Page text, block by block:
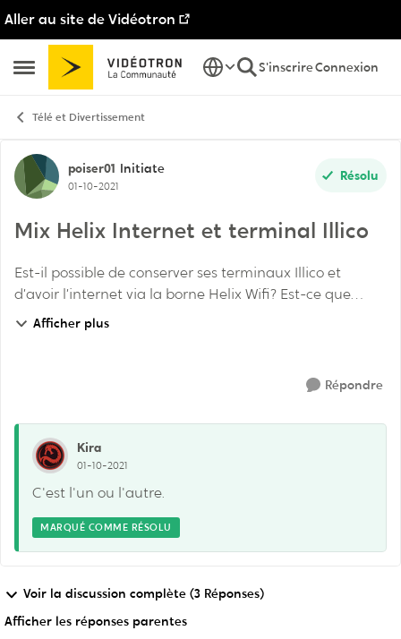
Aller au site de Vidéotron
Ouvrir Menu Latéral
Passer au contenu
S'inscrireConnexion
Télé et Divertissement
Discussion de forum
poiser01 Initiate
01-10-2021
Résolu
Mix Helix Internet et terminal Illico
Est-il possible de conserver ses terminaux Illico et
d’avoir l’internet via la borne Helix Wifi? Est-ce que
quelqu’un a cette configuration? selon le service et le
Afficher plus
Répondre
Kira
01-10-2021
C'est l'un ou l'autre.
MARQUÉ COMME RÉSOLU
Voir la discussion complète (3 Réponses)
Afficher les réponses parentes